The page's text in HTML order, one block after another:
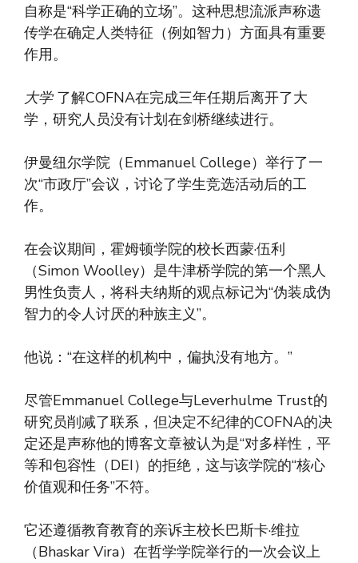
自称是“科学正确的立场”。这种思想流派声称遗
传学在确定人类特征（例如智力）方面具有重要
作用。
大学了解COFNA在完成三年任期后离开了大
学，研究人员没有计划在剑桥继续进行。
伊曼纽尔学院（Emmanuel College）举行了一
次“市政厅”会议，讨论了学生竞选活动后的工
作。
在会议期间，霍姆顿学院的校长西蒙·伍利
（Simon Woolley）是牛津桥学院的第一个黑人
男性负责人，将科夫纳斯的观点标记为“伪装成伪
智力的令人讨厌的种族主义”。
他说：“在这样的机构中，偏执没有地方。”
尽管Emmanuel College与Leverhulme Trust的
研究员削减了联系，但决定不纪律的COFNA的决
定还是声称他的博客文章被认为是“对多样性，平
等和包容性（DEI）的拒绝，这与该学院的“核心
价值观和任务”不符。
它还遵循教育教育的亲诉主校长巴斯卡·维拉
（Bhaskar Vira）在哲学学院举行的一次会议上